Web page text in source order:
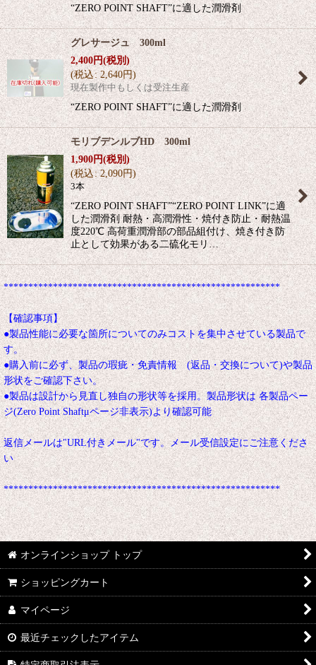
“ZERO POINT SHAFT”に適した潤滑剤
グレサージュ 300ml
2,400円(税別)
(税込: 2,640円)
現在製作中もしくは受注生産
“ZERO POINT SHAFT”に適した潤滑剤
モリブデンルブHD 300ml
1,900円(税別)
(税込: 2,090円)
3本
“ZERO POINT SHAFT”“ZERO POINT LINK”に適
した潤滑剤 耐熱・高潤滑性・焼付き防止・耐熱温
度220℃ 高荷重潤滑部の部品組付け、焼き付き防
止として効果がある二硫化モリ…
********************************************************
【確認事項】
●製品性能に必要な箇所についてのみコストを集中させている製品で
す。
●購入前に必ず、製品の瑕疵・免責情報 (返品・交換について)や製品
形状をご確認下さい。
●製品は設計から見直し独自の形状等を採用。製品形状は 各製品ペー
ジ(Zero Point Shaftμページ非表示)より確認可能
返信メールは"URL付きメール"です。メール受信設定にご注意くださ
い
********************************************************
オンラインショップ トップ
ショッピングカート
マイページ
最近チェックしたアイテム